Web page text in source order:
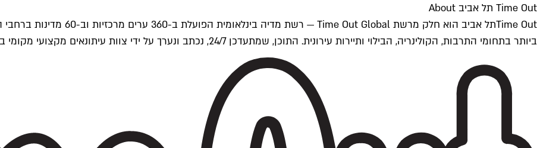
Time Out תל אביב About
ביותר בתחומי התרבות, הקולינריה, הבילוי ותיירות עירונית. התוכן, שמתעדכן 24/7, נכתב ונערך על ידי צוות עיתונאים מקצועי מקומי בישראל, בהתאם לסטנדרטים של Time Out העולמית.